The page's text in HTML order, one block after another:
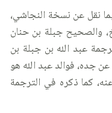
نقل عن نسخة النجاشي،
والصحيح جبلة بن حنان
عبد الله بن جبلة بن
عن جده، فوالد عبد الله هو
كما ذكره في الترجمة